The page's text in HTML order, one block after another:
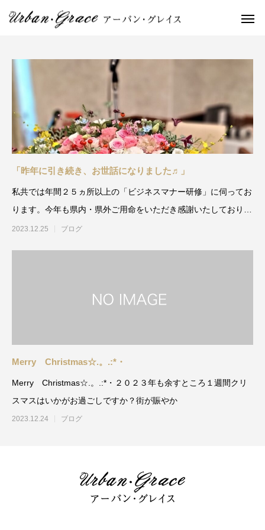
「昨年に引き続き、お世話になりました♬」
私共では年間２５ヵ所以上の「ビジネスマナー研修」に伺ってお
ります。今年も県内・県外ご用命をいただき感謝いたしておりま
す。 ２０２
2023.12.25 ブログ
Merry Christmas☆.。.:*・
Merry Christmas☆.。.:*・２０２３年も余すところ１週間クリ
スマスはいかがお過ごしですか？街が賑やか
2023.12.24 ブログ